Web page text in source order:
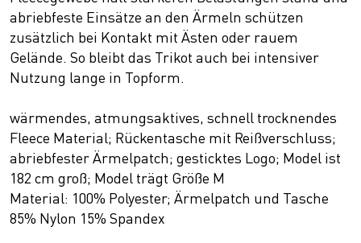
abriebfeste Einsätze an den Ärmeln schützen
zusätzlich bei Kontakt mit Ästen oder rauem
Gelände. So bleibt das Trikot auch bei intensiver
Nutzung lange in Topform.
wärmendes, atmungsaktives, schnell trocknendes
Fleece Material; Rückentasche mit Reißverschluss;
abriebfester Ärmelpatch; gesticktes Logo; Model ist
182 cm groß; Model trägt Größe M
Material: 100% Polyester; Ärmelpatch und Tasche
85% Nylon 15% Spandex